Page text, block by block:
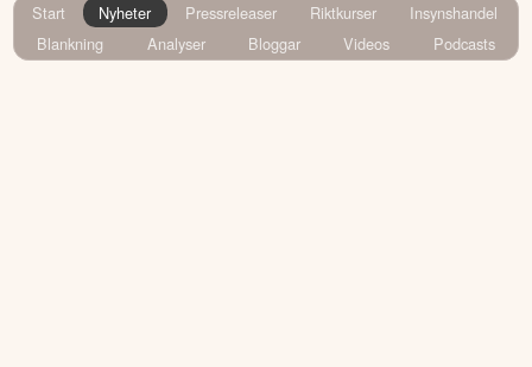
Start Nyheter Pressreleaser Riktkurser
Insynshandel
Blankning
Analyser Bloggar Videos Podcasts